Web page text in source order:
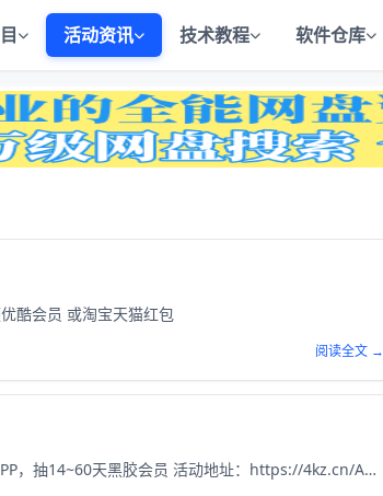
活动资讯 技术教程 软件仓库
酷会员 或淘宝天猫红包
阅读全文 →
跳转到网易邮箱APP->直接捞一下跳网易云音乐APP，抽14~60天黑胶会员 活动地址：https://4kz.cn/A2tkfR